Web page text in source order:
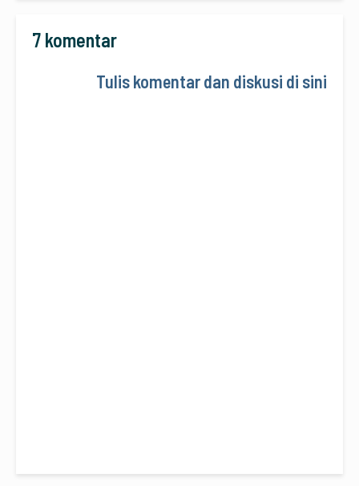
7 komentar
Tulis komentar dan diskusi di sini